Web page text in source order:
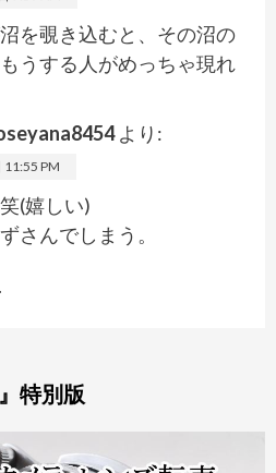
を覗き込むと、その沼の
うする人がめっちゃ現れ
より:
PM
(嬉しい)
さんでしまう。
特別版